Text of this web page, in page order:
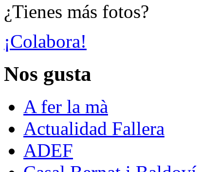
¿Tienes más fotos?
¡Colabora!
Nos gusta
A fer la mà
Actualidad Fallera
ADEF